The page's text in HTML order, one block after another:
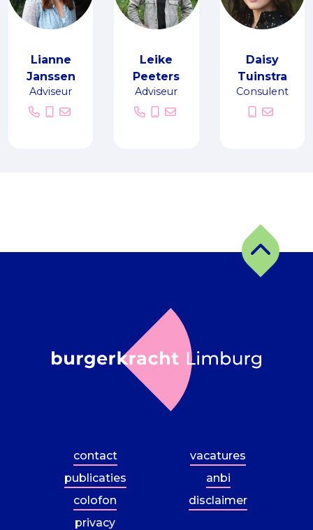
Lianne
Janssen
Adviseur
Leike
Peeters
Adviseur
Daisy
Tuinstra
Consulent
contact
vacatures
publicaties
anbi
colofon
disclaimer
privacy